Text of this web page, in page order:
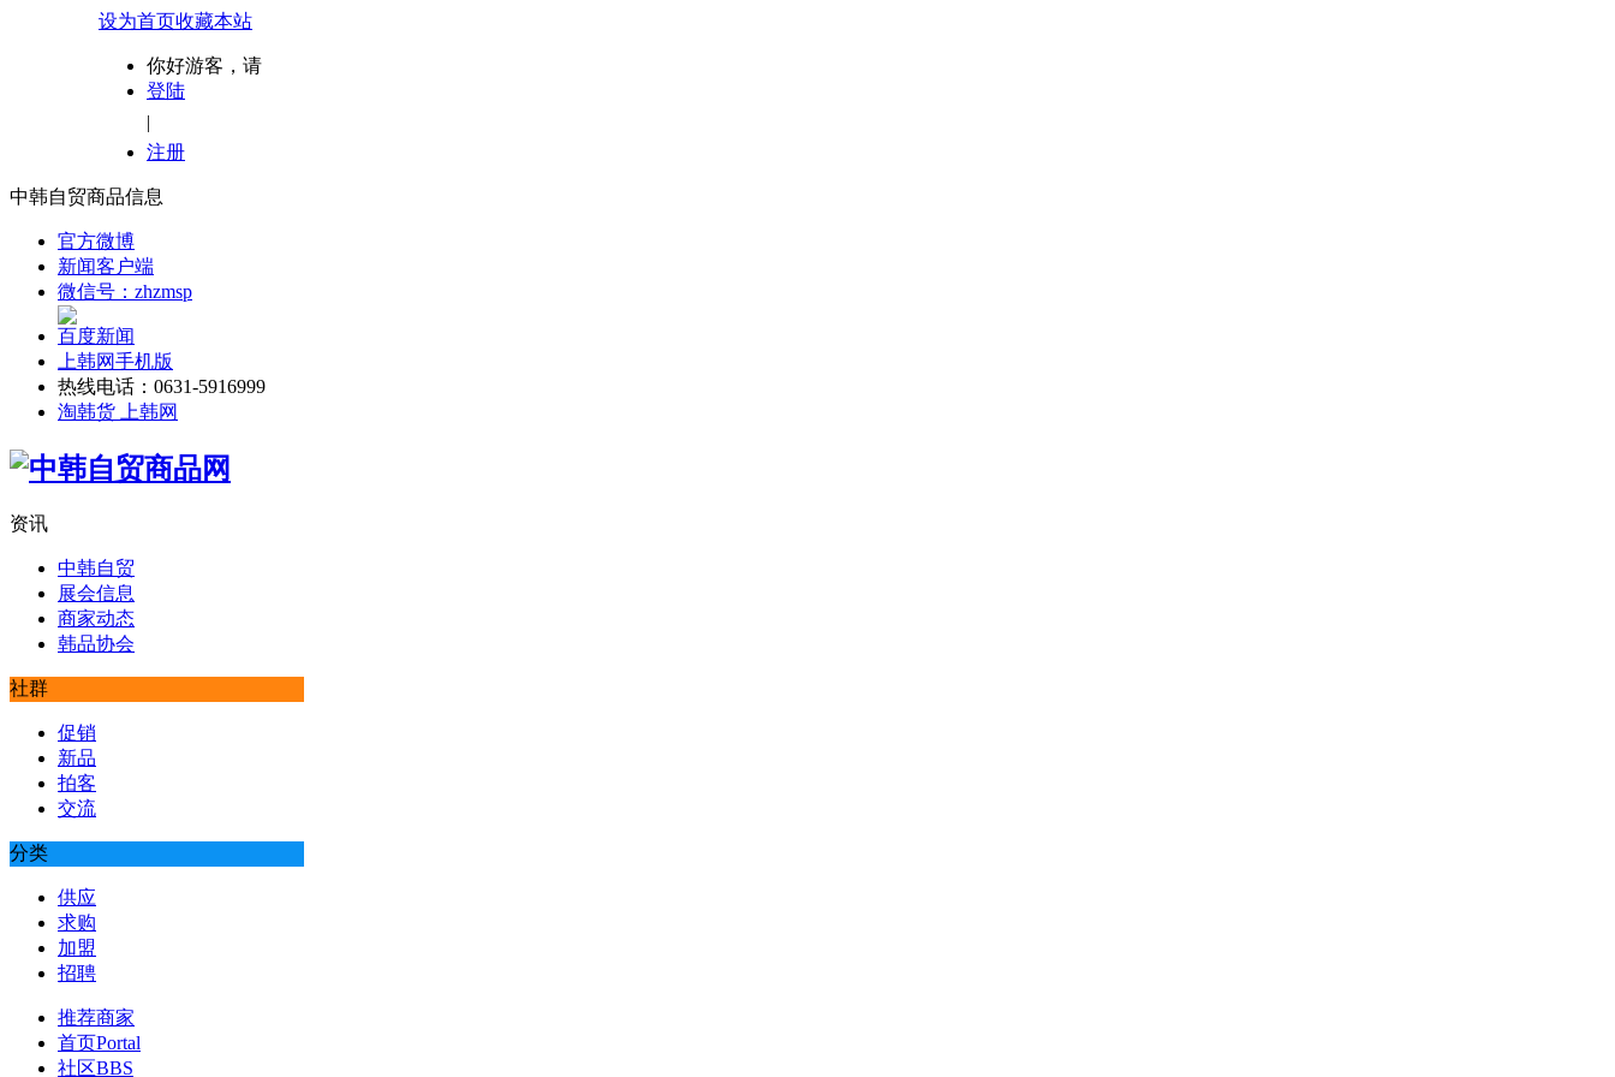
设为首页收藏本站
你好游客，请
登陆
|
注册
中韩自贸商品信息
官方微博
新闻客户端
微信号：zhzmsp
百度新闻
上韩网手机版
热线电话：0631-5916999
淘韩货 上韩网
资讯
中韩自贸
展会信息
商家动态
韩品协会
社群
促销
新品
拍客
交流
分类
供应
求购
加盟
招聘
推荐商家
首页Portal
社区BBS